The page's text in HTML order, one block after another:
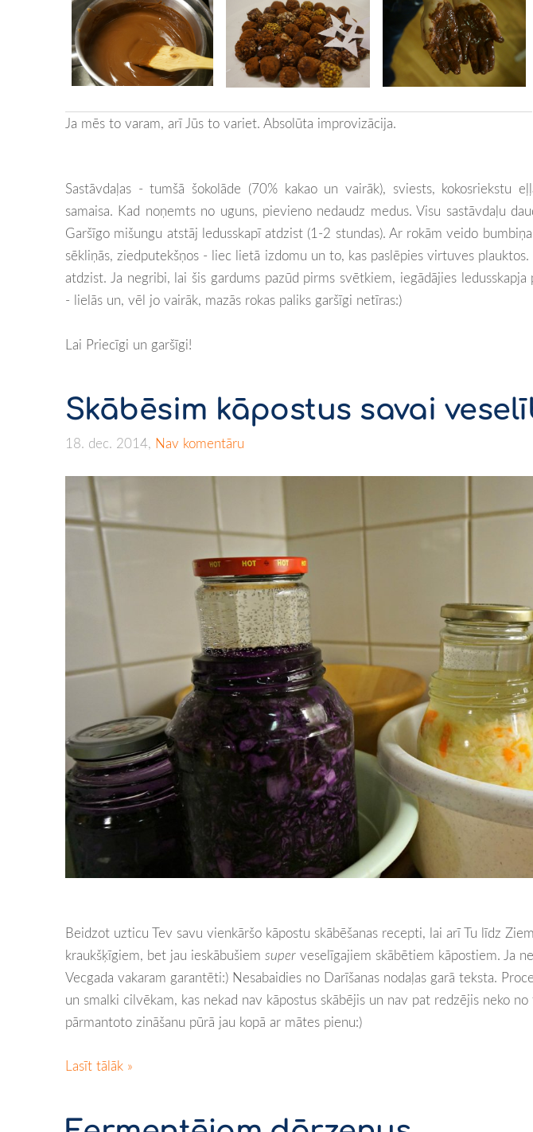
Ja mēs to varam, arī Jūs to variet. Absolūta improvizācija.
Sastāvdaļas - tumšā šokolāde (70% kakao un vairāk), sviests, kokosriekstu e
samaisa. Kad noņemts no uguns, pievieno nedaudz medus. Visu sastāvdaļu
Garšīgo mišungu atstāj ledusskapī atdzist (1-2 stundas). Ar rokām veido
sēkliņās, ziedputekšņos - liec lietā izdomu un to, kas paslēpies virtuves
atdzist. Ja negribi, lai šis gardums pazūd pirms svētkiem, iegādājies
- lielās un, vēl jo vairāk, mazās rokas paliks garšīgi netīras:)
Lai Priecīgi un garšīgi!
Skābēsim kāpostus savai
18. dec. 2014, Nav komentāru
Beidzot uzticu Tev savu vienkāršo kāpostu skābēšanas recepti, lai arī Tu līdz
kraukšķīgiem, bet jau ieskābušiem super veselīgajiem skābētiem kāpostiem. Ja
Vecgada vakaram garantēti:) Nesabaidies no Darīšanas nodaļas garā teksta.
un smalki cilvēkam, kas nekad nav kāpostus skābējis un nav pat redzējis neko
pārmantoto zināšanu pūrā jau kopā ar mātes pienu:)
Lasīt tālāk »